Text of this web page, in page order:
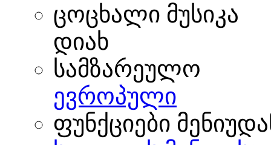
ცოცხალი მუსიკა
დიახ
სამზარეულო
ევროპული
ფუნქციები